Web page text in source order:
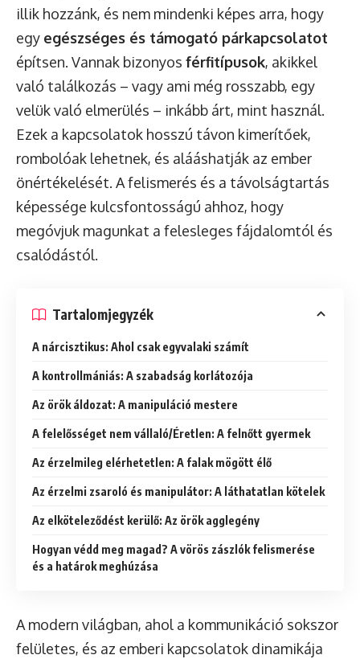
illik hozzánk, és nem mindenki képes arra, hogy
egy egészséges és támogató párkapcsolatot
építsen. Vannak bizonyos férfitípusok, akikkel
való találkozás – vagy ami még rosszabb, egy
velük való elmerülés – inkább árt, mint használ.
Ezek a kapcsolatok hosszú távon kimerítőek,
rombolóak lehetnek, és alááshatják az ember
önértékelését. A felismerés és a távolságtartás
képessége kulcsfontosságú ahhoz, hogy
megóvjuk magunkat a felesleges fájdalomtól és
csalódástól.
Tartalomjegyzék
A nárcisztikus: Ahol csak egyvalaki számít
A kontrollmániás: A szabadság korlátozója
Az örök áldozat: A manipuláció mestere
A felelősséget nem vállaló/Éretlen: A felnőtt gyermek
Az érzelmileg elérhetetlen: A falak mögött élő
Az érzelmi zsaroló és manipulátor: A láthatatlan kötelek
Az elköteleződést kerülő: Az örök agglegény
Hogyan védd meg magad? A vörös zászlók felismerése
és a határok meghúzása
A modern világban, ahol a kommunikáció sokszor
felületes, és az emberi kapcsolatok dinamikája